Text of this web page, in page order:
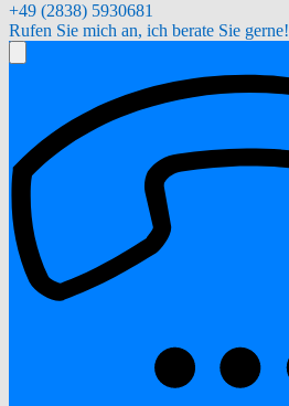
+49 (2838) 5930681
Rufen Sie mich an, ich berate Sie gerne!